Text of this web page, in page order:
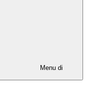
Menu di